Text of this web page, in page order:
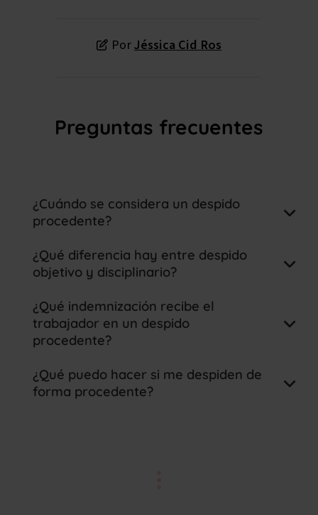
PorJéssica Cid Ros
Preguntas frecuentes
¿Cuándo se considera un despido
procedente?
¿Qué diferencia hay entre despido
objetivo y disciplinario?
¿Qué indemnización recibe el
trabajador en un despido
procedente?
Despido objetivo: 20 días de salario
por año trabajado, con un máximo de
¿Qué puedo hacer si me despiden de
forma procedente?